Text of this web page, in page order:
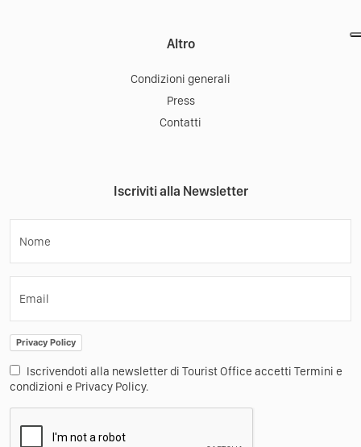
Altro
Condizioni generali
Press
Contatti
Iscriviti alla Newsletter
Nome
Email
Privacy Policy
Iscrivendoti alla newsletter di Tourist Office accetti Termini e
condizioni e Privacy Policy.